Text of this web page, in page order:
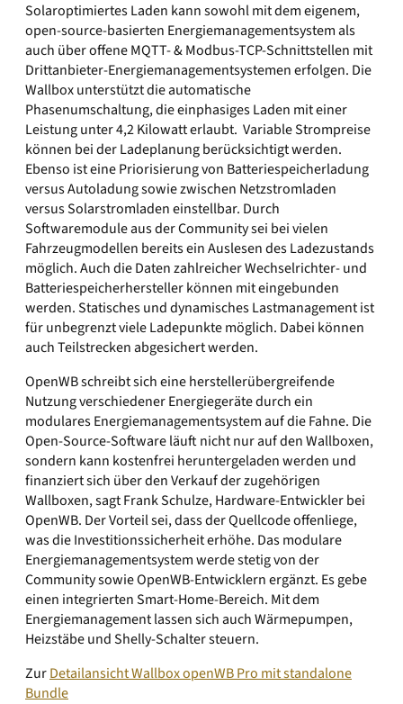
Solaroptimiertes Laden kann sowohl mit dem eigenem,
open-source-basierten Energiemanagementsystem als
auch über offene MQTT- & Modbus-TCP-Schnittstellen mit
Drittanbieter-Energiemanagementsystemen erfolgen. Die
Wallbox unterstützt die automatische
Phasenumschaltung, die einphasiges Laden mit einer
Leistung unter 4,2 Kilowatt erlaubt. Variable Strompreise
können bei der Ladeplanung berücksichtigt werden.
Ebenso ist eine Priorisierung von Batteriespeicherladung
versus Autoladung sowie zwischen Netzstromladen
versus Solarstromladen einstellbar. Durch
Softwaremodule aus der Community sei bei vielen
Fahrzeugmodellen bereits ein Auslesen des Ladezustands
möglich. Auch die Daten zahlreicher Wechselrichter- und
Batteriespeicherhersteller können mit eingebunden
werden. Statisches und dynamisches Lastmanagement ist
für unbegrenzt viele Ladepunkte möglich. Dabei können
auch Teilstrecken abgesichert werden.
OpenWB schreibt sich eine herstellerübergreifende
Nutzung verschiedener Energiegeräte durch ein
modulares Energiemanagementsystem auf die Fahne. Die
Open-Source-Software läuft nicht nur auf den Wallboxen,
sondern kann kostenfrei heruntergeladen werden und
finanziert sich über den Verkauf der zugehörigen
Wallboxen, sagt Frank Schulze, Hardware-Entwickler bei
OpenWB. Der Vorteil sei, dass der Quellcode offenliege,
was die Investitionssicherheit erhöhe. Das modulare
Energiemanagementsystem werde stetig von der
Community sowie OpenWB-Entwicklern ergänzt. Es gebe
einen integrierten Smart-Home-Bereich. Mit dem
Energiemanagement lassen sich auch Wärmepumpen,
Heizstäbe und Shelly-Schalter steuern.
ZurDetailansicht Wallbox openWB Pro mit standalone
Bundle